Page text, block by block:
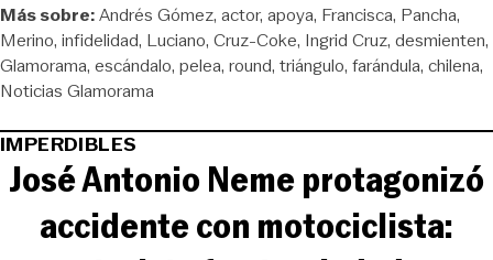
Más sobre:Andrés Gómez actor apoya Francisca Pancha
Merino infidelidad Luciano Cruz-Coke Ingrid Cruz desmienten
Glamorama escándalo pelea round triángulo farándula chilena
Noticias Glamorama
IMPERDIBLES
José Antonio Neme protagonizó
accidente con motociclista: